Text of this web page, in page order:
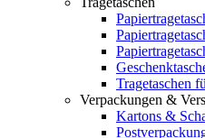
Tragetaschen
Verpackungen &
Kartons &